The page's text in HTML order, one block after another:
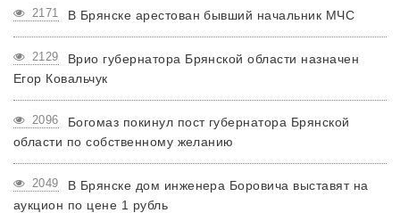
2171 В Брянске арестован бывший начальник МЧС
2129
Врио губернатора Брянской области назначен
Егор Ковальчук
2096
Богомаз покинул пост губернатора Брянской
области по собственному желанию
2049
В Брянске дом инженера Боровича выставят на
аукцион по цене 1 рубль